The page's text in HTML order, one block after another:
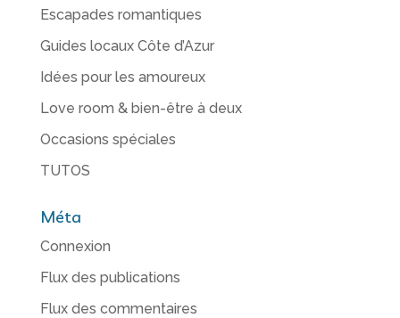
Escapades romantiques
Guides locaux Côte d’Azur
Idées pour les amoureux
Love room & bien-être à deux
Occasions spéciales
TUTOS
Méta
Connexion
Flux des publications
Flux des commentaires